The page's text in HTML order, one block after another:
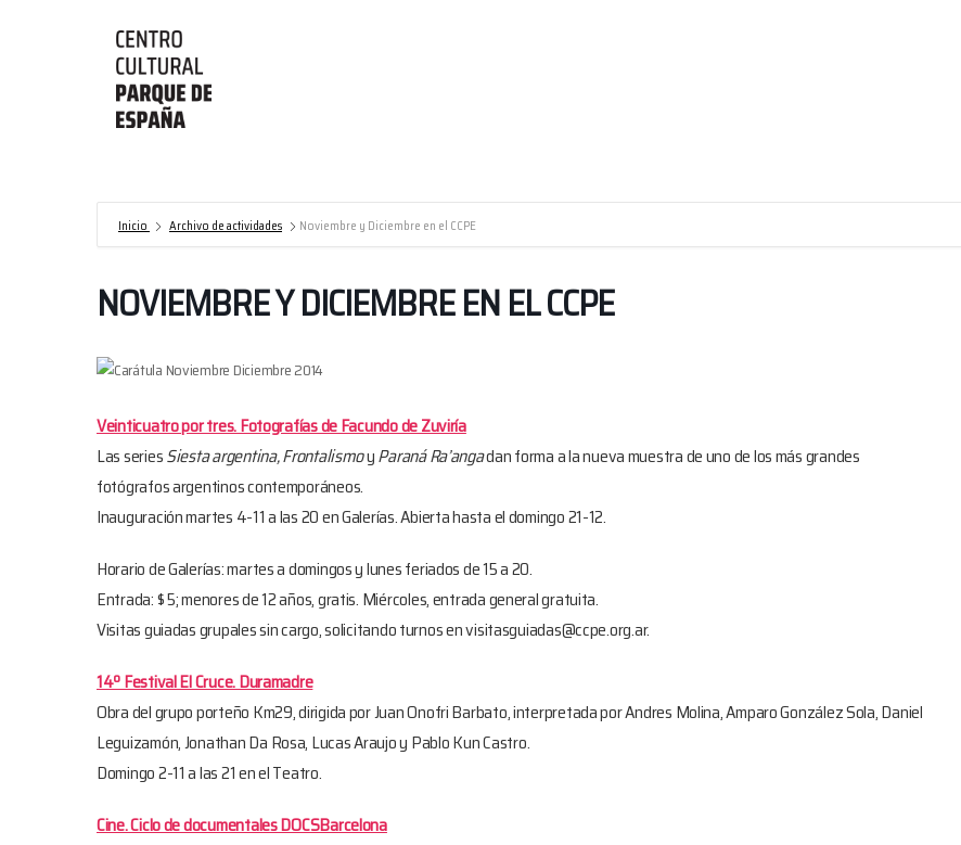
de
España/AECID
Inicio Archivo de actividades Noviembre y Diciembre en el CCPE
NOVIEMBRE Y DICIEMBRE EN EL CCPE
Veinticuatro por tres. Fotografías de Facundo de Zuviría
Las seriesSiesta argentina, FrontalismoyParaná Ra’angadan forma a la nueva muestra de uno de los más grandes
fotógrafos argentinos contemporáneos.
Inauguración martes 4-11 a las 20 en Galerías. Abierta hasta el domingo 21-12.
Horario de Galerías: martes a domingos y lunes feriados de 15 a 20.
Entrada: $ 5; menores de 12 años, gratis. Miércoles, entrada general gratuita.
Visitas guiadas grupales sin cargo, solicitando turnos en visitasguiadas@ccpe.org.ar.
14º Festival El Cruce. Duramadre
Obra del grupo porteño Km29, dirigida por Juan Onofri Barbato, interpretada por Andres Molina, Amparo González Sola, Daniel
Leguizamón, Jonathan Da Rosa, Lucas Araujo y Pablo Kun Castro.
Domingo 2-11 a las 21 en el Teatro.
Cine. Ciclo de documentales DOCSBarcelona